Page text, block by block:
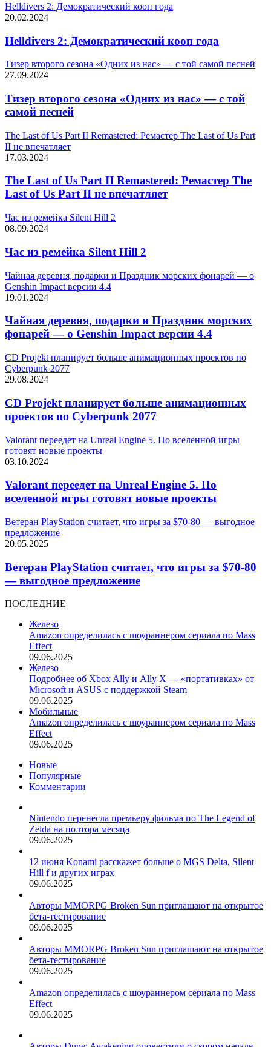
Helldivers 2: Демократический кооп года
20.02.2024
Helldivers 2: Демократический кооп года
Тизер второго сезона «Одних из нас» — с той самой песней
27.09.2024
Тизер второго сезона «Одних из нас» — с той
самой песней
The Last of Us Part II Remastered: Ремастер The Last of Us Part
II не впечатляет
17.03.2024
The Last of Us Part II Remastered: Ремастер The
Last of Us Part II не впечатляет
Час из ремейка Silent Hill 2
08.09.2024
Час из ремейка Silent Hill 2
Чайная деревня, подарки и Праздник морских фонарей — о
Genshin Impact версии 4.4
19.01.2024
Чайная деревня, подарки и Праздник морских
фонарей — о Genshin Impact версии 4.4
CD Projekt планирует больше анимационных проектов по
Cyberpunk 2077
29.08.2024
CD Projekt планирует больше анимационных
проектов по Cyberpunk 2077
Valorant переедет на Unreal Engine 5. По вселенной игры
готовят новые проекты
03.10.2024
Valorant переедет на Unreal Engine 5. По
вселенной игры готовят новые проекты
Ветеран PlayStation считает, что игры за $70-80 — выгодное
предложение
20.05.2025
Ветеран PlayStation считает, что игры за $70-80
— выгодное предложение
ПОСЛЕДНИЕ
Железо
Amazon определилась с шоураннером сериала по Mass
Effect
09.06.2025
Железо
Подробнее об Xbox Ally и Ally X — «портативках» от
Microsoft и ASUS с поддержкой Steam
09.06.2025
Мобильные
Amazon определилась с шоураннером сериала по Mass
Effect
09.06.2025
Новые
Популярные
Комментарии
Nintendo перенесла премьеру фильма по The Legend of
Zelda на полтора месяца
09.06.2025
12 июня Konami расскажет больше о MGS Delta, Silent
Hill f и других играх
09.06.2025
Авторы MMORPG Broken Sun приглашают на открытое
бета-тестирование
09.06.2025
Авторы MMORPG Broken Sun приглашают на открытое
бета-тестирование
09.06.2025
Amazon определилась с шоураннером сериала по Mass
Effect
09.06.2025